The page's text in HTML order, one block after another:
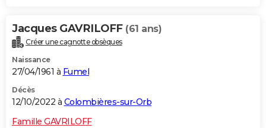
Jacques GAVRILOFF (61 ans)
Créer une cagnotte obsèques
Naissance
27/04/1961 à Fumel
Décès
12/10/2022 à Colombières-sur-Orb
Famille GAVRILOFF